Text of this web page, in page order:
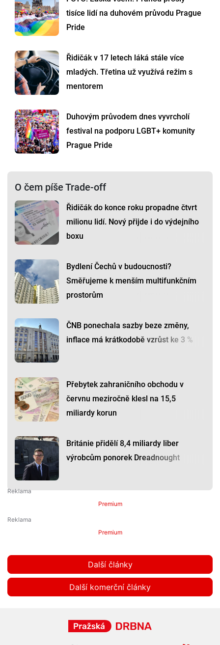
tisíce lidí na duhovém průvodu Prague
Pride
Řidičák v 17 letech láká stále více
mladých. Třetina už využívá režim s
mentorem
Duhovým průvodem dnes vyvrcholí
festival na podporu LGBT+ komunity
Prague Pride
O čem píše Trade-off
Řidičák do konce roku propadne čtvrt
milionu lidí. Nový přijde i do výdejního
boxu
Bydlení Čechů v budoucnosti?
Směřujeme k menším multifunkčním
prostorům
ČNB ponechala sazby beze změny,
inflace má krátkodobě vzrůst ke 3 %
Přebytek zahraničního obchodu v
červnu meziročně klesl na 15,5
miliardy korun
Británie přidělí 8,4 miliardy liber
výrobcům ponorek Dreadnought
Premium
Premium
Další články
Další komerční články